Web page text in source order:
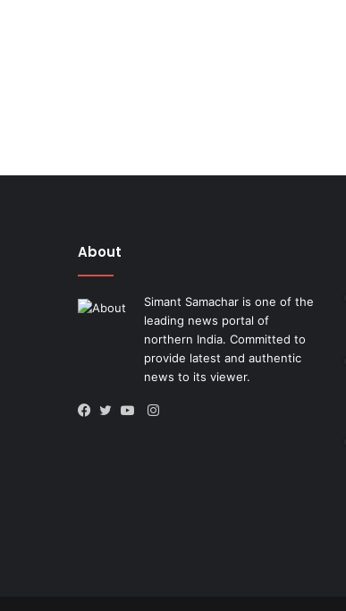
About
Simant Samachar is one of the
leading news portal of
northern India. Committed to
provide latest and authentic
news to its viewer.
Instagram